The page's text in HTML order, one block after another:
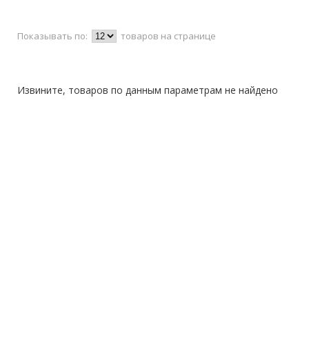
Показывать по: товаров на странице
Извините, товаров по данным параметрам не найдено